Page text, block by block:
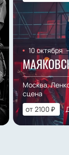
10 октября
Москва,
сцена
от 2100 ₽